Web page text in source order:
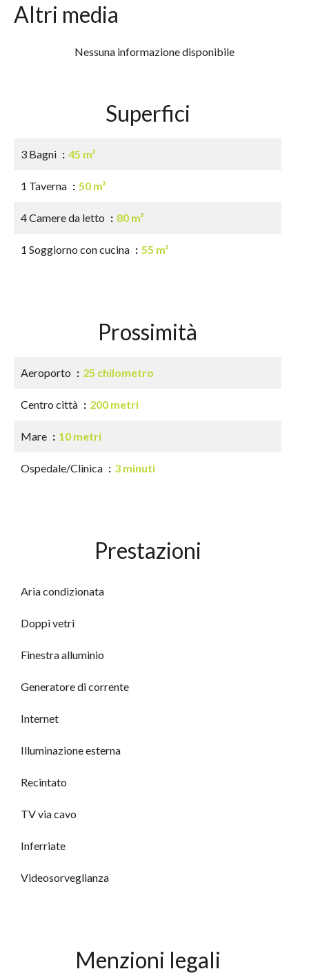
Altri media
Nessuna informazione disponibile
Superfici
3 Bagni 45 m²
1 Taverna 50 m²
4 Camere da letto 80 m²
1 Soggiorno con cucina 55 m²
Prossimità
Aeroporto 25 chilometro
Centro città 200 metri
Mare 10 metri
Ospedale/Clinica 3 minuti
Prestazioni
Aria condizionata
Doppi vetri
Finestra alluminio
Generatore di corrente
Internet
Illuminazione esterna
Recintato
TV via cavo
Inferriate
Videosorveglianza
Menzioni legali